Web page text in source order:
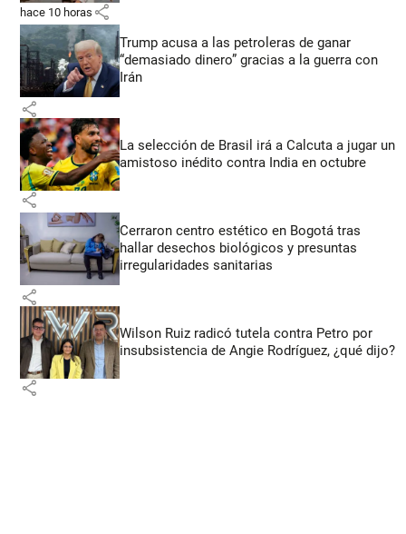
hace 10 horas share
Trump acusa a las petroleras de ganar
“demasiado dinero” gracias a la guerra con
Irán
share
La selección de Brasil irá a Calcuta a jugar un
amistoso inédito contra India en octubre
share
Cerraron centro estético en Bogotá tras
hallar desechos biológicos y presuntas
irregularidades sanitarias
share
Wilson Ruiz radicó tutela contra Petro por
insubsistencia de Angie Rodríguez, ¿qué dijo?
share